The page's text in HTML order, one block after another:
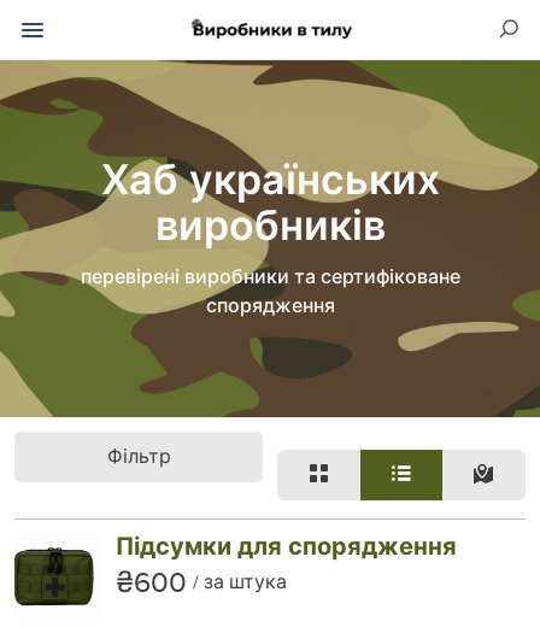
Хаб українських
виробників
перевірені виробники та сертифіковане
спорядження
Фільтр
Підсумки для спорядження
₴600 за штука